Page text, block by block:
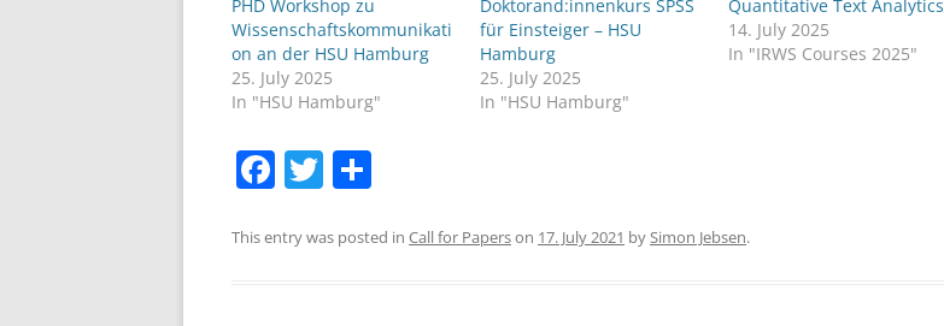
PHD Workshop zu
Wissenschaftskommunikati
on an der HSU Hamburg
25. July 2025
In "HSU Hamburg"
Doktorand:innenkurs SPSS
für Einsteiger – HSU
Hamburg
25. July 2025
In "HSU Hamburg"
Quantitative Text Analytics
14. July 2025
In "IRWS Courses 2025"
F
c
T
itt ar
This entry was posted in Call for Paperson 17. July 2021 bySimon Jebsen.